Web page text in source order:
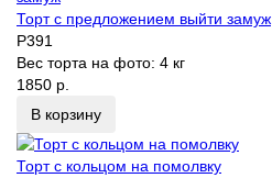
Торт с предложением выйти замуж
P391
Вес торта на фото: 4 кг
1850 р.
В корзину
Торт с кольцом на помолвку